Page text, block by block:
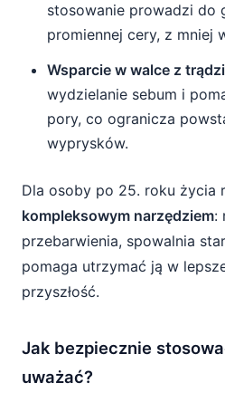
stosowanie prowadzi do
promiennej cery, z mniej
Wsparcie w walce z
wydzielanie sebum i
pory, co ogranicza
wyprysków.
Dla osoby po 25. roku życia
kompleksowym narzędziem:
przebarwienia, spowalnia
pomaga utrzymać ją w
przyszłość.
Jak bezpiecznie
uważać?